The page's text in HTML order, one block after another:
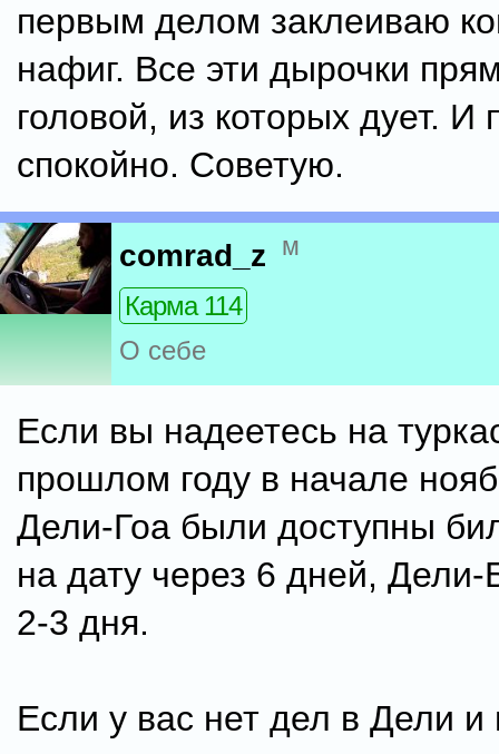
первым делом заклеиваю
нафиг. Все эти дырочки
головой, из которых дует. И
спокойно. Советую.
comrad_z м
Карма 114
О себе
Если вы надеетесь на
прошлом году в начале
Дели-Гоа были доступны
на дату через 6 дней,
2-3 дня.
Если у вас нет дел в Дели и